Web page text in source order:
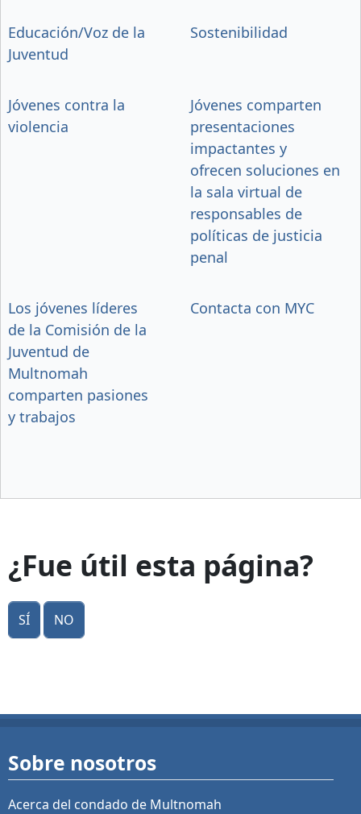
Educación/Voz de la
Juventud
Sostenibilidad
Jóvenes contra la
violencia
Jóvenes comparten
presentaciones
impactantes y
ofrecen soluciones en
la sala virtual de
responsables de
políticas de justicia
penal
Los jóvenes líderes
de la Comisión de la
Juventud de
Multnomah
comparten pasiones
y trabajos
Contacta con MYC
¿Fue útil esta página?
Sí No
Sobre nosotros
Acerca del condado de Multnomah